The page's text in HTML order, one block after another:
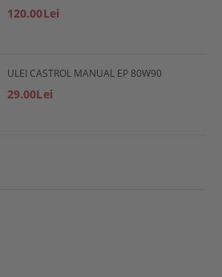
120.00Lei
ULEI CASTROL MANUAL EP 80W90
29.00Lei